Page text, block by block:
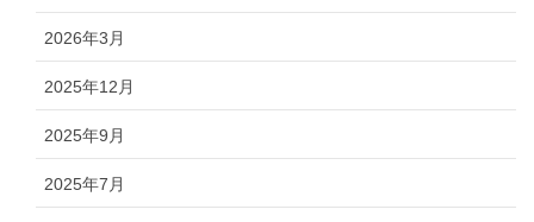
2026年3月
2025年12月
2025年9月
2025年7月